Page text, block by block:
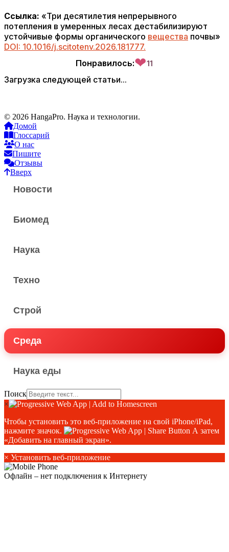
Ссылка: «Три десятилетия непрерывного
потепления в умеренных лесах дестабилизируют
устойчивые формы органического вещества почвы»
DOI: 10.1016/j.scitotenv.2026.181777.
Понравилось:❤11
Загрузка следующей статьи...
© 2026 HangaPro. Наука и технологии.
Домой
Глоссарий
О нас
Пишите
Отзывы
Вверх
Новости
Биомед
Наука
Техно
Строй
Среда
Наука еды
Поиск
×
Чтобы установить это веб-приложение на свой iPhone/iPad,
нажмите значок.
А затем
«Добавить на главный экран».
× Установить веб-приложение
Офлайн – нет подключения к Интернету